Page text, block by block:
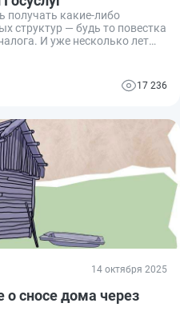
получать какие-либо
структур — будь то повестка
И уже несколько лет
— по почте, с
— но и через Госуслуги.
извещения
17 236
14 октября 2025
о сносе дома через